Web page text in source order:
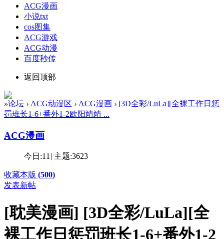
ACG漫画
小说txt
cos图集
ACG游戏
ACG动漫
百度秒传
返回顶部
»论坛 › ACG动漫区 › ACG漫画 › [3D全彩/LuLa][全裸工作日惩
罚班长1-6+番外1-2欧阳靖靖 ...
ACG漫画
今日:11 | 主题:3623
收藏本版 (500)
发表新帖
[耽美漫画] [3D全彩/LuLa][全
裸工作日惩罚班长1-6+番外1-2